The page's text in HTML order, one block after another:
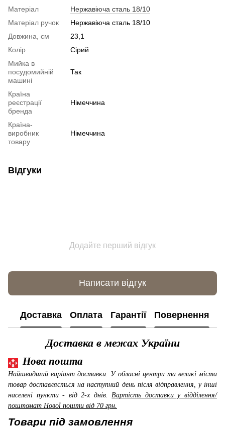
Матеріал
Нержавіюча сталь 18/10
Матеріал ручок
Нержавіюча сталь 18/10
Довжина, см
23,1
Колір
Сірий
Мийка в
посудомийній
машині
Так
Країна
реєстрації
бренда
Німеччина
Країна-
виробник
товару
Німеччина
Відгуки
Додайте перший відгук
Написати відгук
Доставка Оплата Гарантії Повернення
Доставка в межах України
Нова пошта
Найшвидший варіант доставки. У обласні центри та великі міста
товар доставляється на наступний день після відправлення, у інші
населені пункти - від 2-х днів. Вартість доставки у відділення/
поштомат Нової пошти від 70 грн.
Товари під замовлення